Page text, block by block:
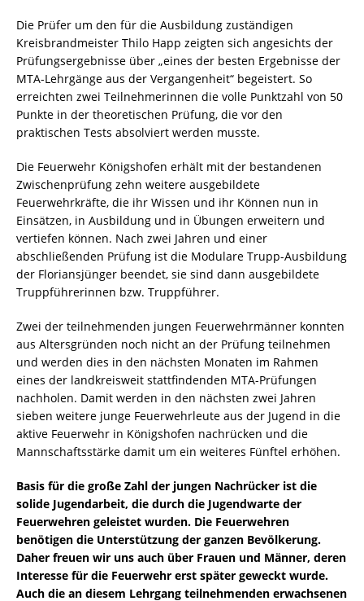
Die Prüfer um den für die Ausbildung zuständigen
Kreisbrandmeister Thilo Happ zeigten sich angesichts der
Prüfungsergebnisse über „eines der besten Ergebnisse der
MTA-Lehrgänge aus der Vergangenheit“ begeistert. So
erreichten zwei Teilnehmerinnen die volle Punktzahl von 50
Punkte in der theoretischen Prüfung, die vor den
praktischen Tests absolviert werden musste.
Die Feuerwehr Königshofen erhält mit der bestandenen
Zwischenprüfung zehn weitere ausgebildete
Feuerwehrkräfte, die ihr Wissen und ihr Können nun in
Einsätzen, in Ausbildung und in Übungen erweitern und
vertiefen können. Nach zwei Jahren und einer
abschließenden Prüfung ist die Modulare Trupp-Ausbildung
der Floriansjünger beendet, sie sind dann ausgebildete
Truppführerinnen bzw. Truppführer.
Zwei der teilnehmenden jungen Feuerwehrmänner konnten
aus Altersgründen noch nicht an der Prüfung teilnehmen
und werden dies in den nächsten Monaten im Rahmen
eines der landkreisweit stattfindenden MTA-Prüfungen
nachholen. Damit werden in den nächsten zwei Jahren
sieben weitere junge Feuerwehrleute aus der Jugend in die
aktive Feuerwehr in Königshofen nachrücken und die
Mannschaftsstärke damit um ein weiteres Fünftel erhöhen.
Basis für die große Zahl der jungen Nachrücker ist die
solide Jugendarbeit, die durch die Jugendwarte der
Feuerwehren geleistet wurden. Die Feuerwehren
benötigen die Unterstützung der ganzen Bevölkerung.
Daher freuen wir uns auch über Frauen und Männer, deren
Interesse für die Feuerwehr erst später geweckt wurde.
Auch die an diesem Lehrgang teilnehmenden erwachsenen